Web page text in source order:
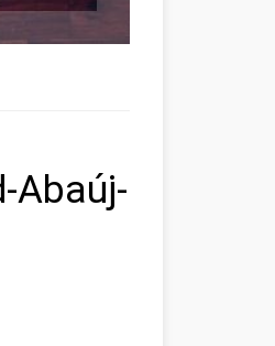
Abaúj-